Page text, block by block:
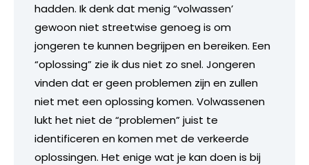
hadden. Ik denk dat menig “volwassen’
gewoon niet streetwise genoeg is om
jongeren te kunnen begrijpen en bereiken. Een
“oplossing” zie ik dus niet zo snel. Jongeren
vinden dat er geen problemen zijn en zullen
niet met een oplossing komen. Volwassenen
lukt het niet de “problemen” juist te
identificeren en komen met de verkeerde
oplossingen. Het enige wat je kan doen is bij